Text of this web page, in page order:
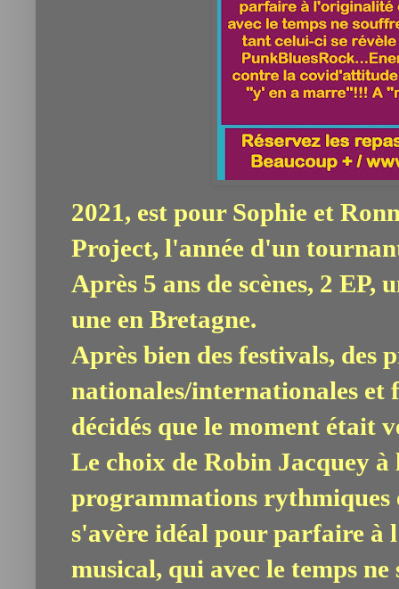
2021, est pour Sophie et
Project, l'année d'un
Après 5 ans de scènes, 2 EP,
une en Bretagne.
Après bien des festivals, des
nationales/internationales et
décidés que le moment était
Le choix de Robin Jacquey
programmations rythmiques
s'avère idéal pour parfaire
musical, qui avec le temps